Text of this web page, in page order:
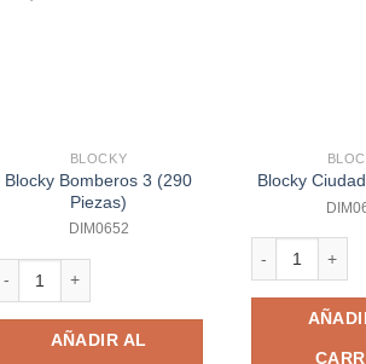
BLOCKY
Blocky Bomberos 3 (290
Piezas)
DIM0652
Blocky Bomberos 3 (290 Piezas) cantidad
AÑADIR AL
Blocky